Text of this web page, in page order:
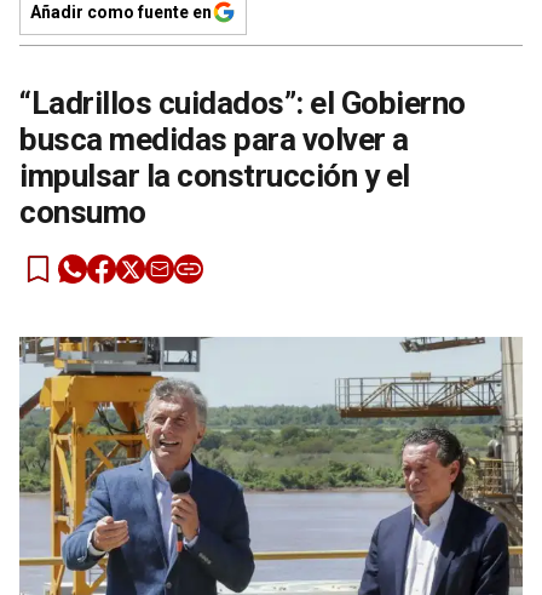
Añadir como fuente en
“Ladrillos cuidados”: el Gobierno
busca medidas para volver a
impulsar la construcción y el
consumo